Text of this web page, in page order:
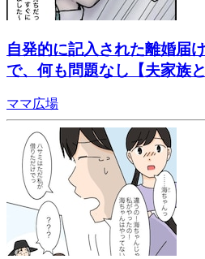
自発的に記入された離婚届
で、何も問題なし【夫家族
ママ広場